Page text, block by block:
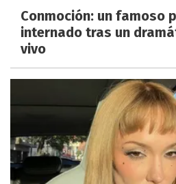
Conmoción: un famoso
internado tras un
vivo